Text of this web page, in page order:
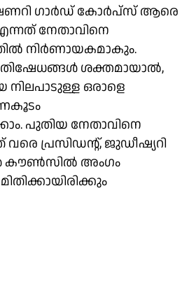
ഗാര്‍ഡ് കോര്‍പ്സ് ആരെ
നേതാവിനെ
നിര്‍ണായകമാകും.
ശക്തമായാല്‍,
നിലപാടുള്ള ഒരാളെ
പുതിയ നേതാവിനെ
പ്രസിഡന്റ്, ജുഡീഷ്യറി
കൗണ്‍സില്‍ അംഗം